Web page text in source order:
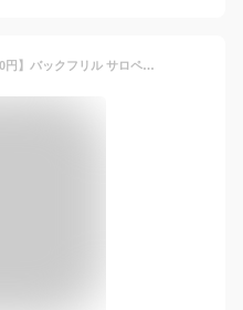
【8/30まで限定クーポンで1640円】バックフリル サロペット レディース オールインワン 春夏 パンツ オーバーオール 楽ちん ゆったり 無地 体型カバー ブラック ネイビー ミント ベージュ テラコッタ カーキ フリーサイズ 送料無料 cicibella